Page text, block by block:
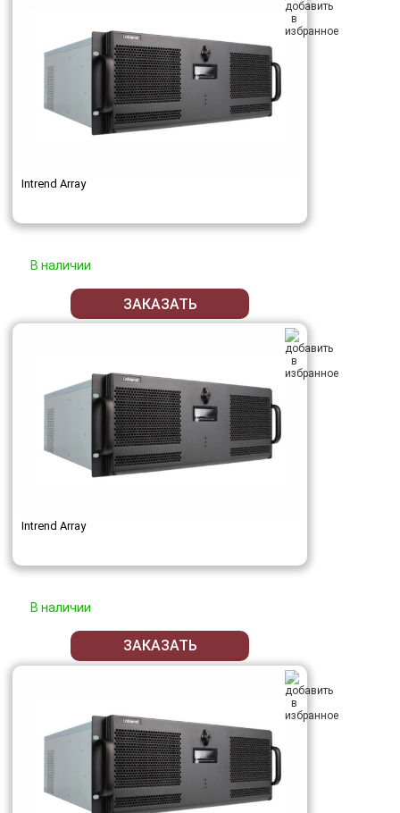
Intrend Array
В наличии
ЗАКАЗАТЬ
Intrend Array
В наличии
ЗАКАЗАТЬ